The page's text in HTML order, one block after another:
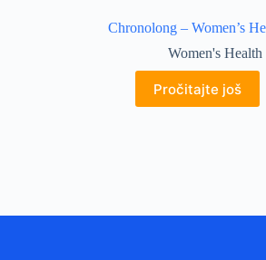
Chronolong – Women’s
Women's Health
Pročitajte još